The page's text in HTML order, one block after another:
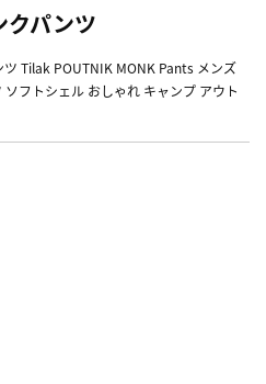
パンツ
Tilak POUTNIK MONK Pants メンズ
フトシェル おしゃれ キャンプ アウト